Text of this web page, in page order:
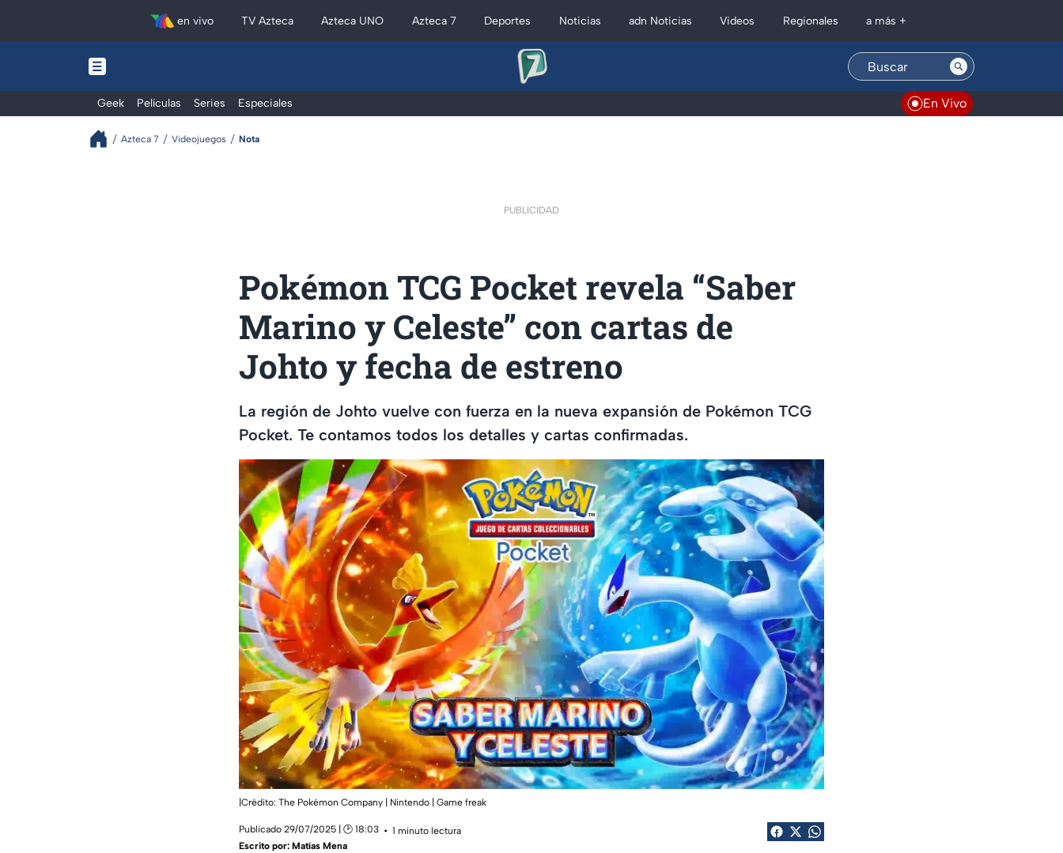
en vivo TV Azteca Azteca UNO Azteca 7 Deportes Noticias adn Noticias Videos Regionales a más +
Geek Películas Series Especiales En Vivo
Azteca 7 Videojuegos Nota
PUBLICIDAD
Pokémon TCG Pocket revela “Saber
Marino y Celeste” con cartas de
Johto y fecha de estreno
La región de Johto vuelve con fuerza en la nueva expansión de Pokémon TCG
Pocket. Te contamos todos los detalles y cartas confirmadas.
|Crédito: The Pokémon Company | Nintendo | Game freak
Publicado 29/07/2025 | 🕑 18:03
1 minuto lectura
Escrito por: Matías Mena